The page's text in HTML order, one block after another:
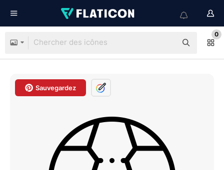
0
Sauvegardez